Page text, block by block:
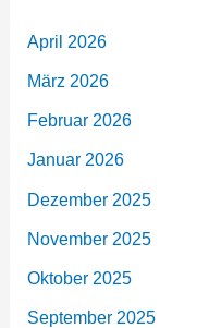
April 2026
März 2026
Februar 2026
Januar 2026
Dezember 2025
November 2025
Oktober 2025
September 2025